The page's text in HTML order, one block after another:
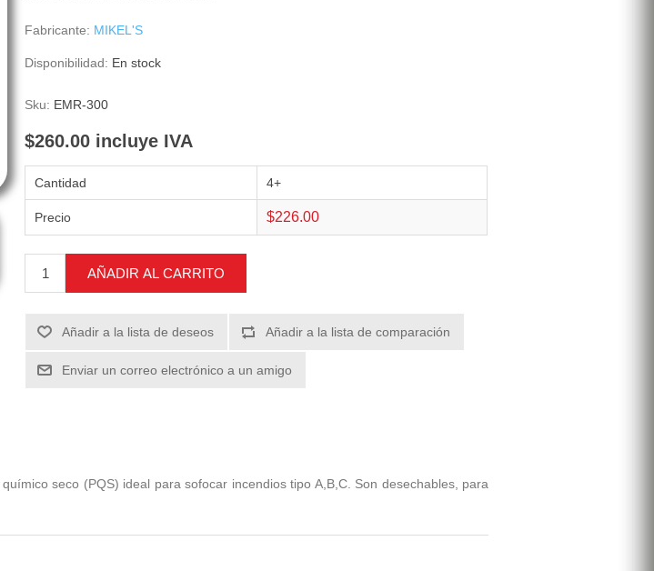
Fabricante: MIKEL'S
Disponibilidad: En stock
Sku: EMR-300
$260.00 incluye IVA
Cantidad 4+
Precio $226.00
AÑADIR AL CARRITO
Añadir a la lista de deseos Añadir a la lista de comparación
Enviar un correo electrónico a un amigo
seco (PQS) ideal para sofocar incendios tipo A,B,C. Son desechables, para